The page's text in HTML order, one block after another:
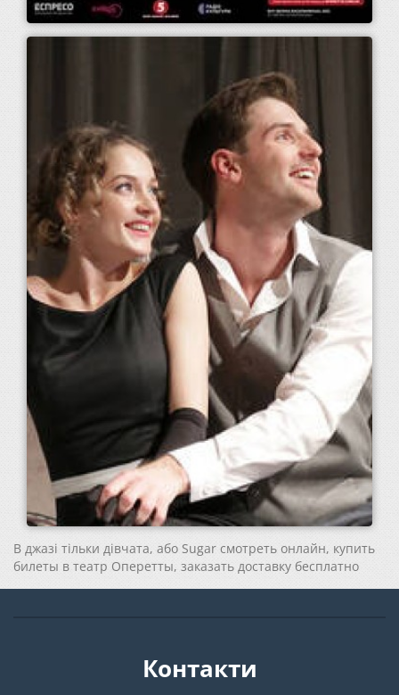
В джазі тільки дівчата, або Sugar смотреть онлайн, купить
билеты в театр Оперетты, заказать доставку бесплатно
Контакти